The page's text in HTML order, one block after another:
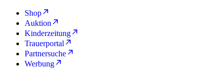
Shop
Auktion
Kinderzeitung
Trauerportal
Partnersuche
Werbung